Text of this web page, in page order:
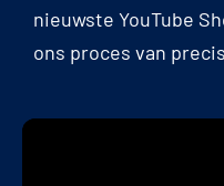
nieuwste YouTube
ons proces van